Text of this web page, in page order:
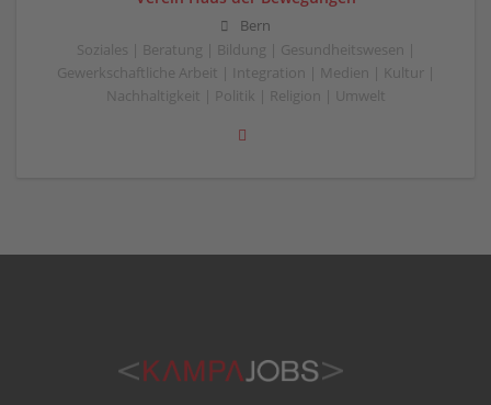
Bern
Soziales | Beratung | Bildung | Gesundheitswesen |
Gewerkschaftliche Arbeit | Integration | Medien | Kultur |
Nachhaltigkeit | Politik | Religion | Umwelt